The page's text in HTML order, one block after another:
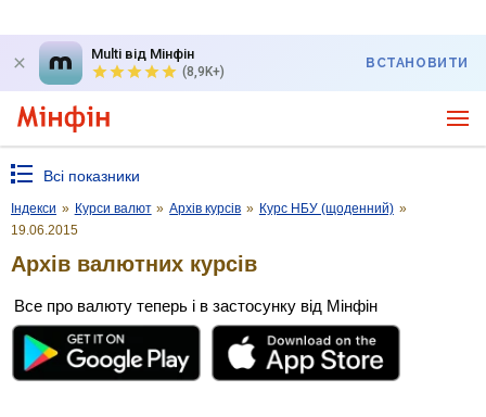
Multi від Мінфін
(8,9K+)
ВСТАНОВИТИ
Всі показники
Індекси » Курси валют » Архів курсів » Курс НБУ (щоденний) »
19.06.2015
Архів валютних курсів
Все про валюту теперь і в застосунку від Мінфін